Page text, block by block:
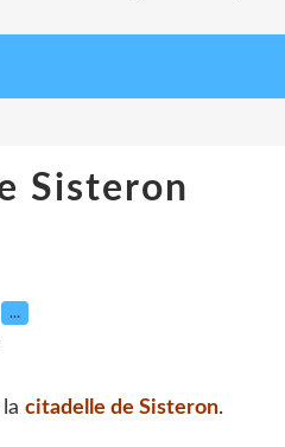
Sisteron
…
citadelle de Sisteron.